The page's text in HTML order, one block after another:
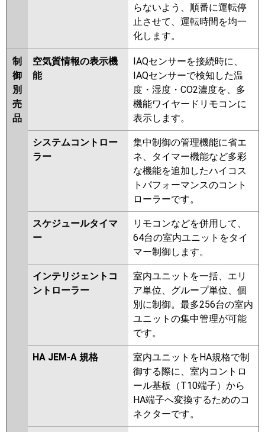
らないよう、順番に運転停
止させて、運転時間を均一
化します。
制
御
別
売
品
空気質情報の表示機
能
IAQセンサーを接続時に、
IAQセンサーで検知した温
度・湿度・CO2濃度を、多
機能ワイヤードリモコンに
表示します。
システムコントロー
ラー
集中制御の管理機能に省エ
ネ、タイマー機能など多彩
な機能を追加したハイコス
トパフォーマンスのコント
ローラーです。
スケジュールタイマ
ー
リモコンなどを併用して、
64台の室内ユニットをタイ
マー制御します。
インテリジェントコ
ントローラー
室内ユニットを一括、エリ
ア単位、グループ単位、個
別に制御。最多256台の室内
ユニットの集中管理が可能
です。
HA JEM-A 規格
室内ユニットをHA規格で制
御する際に、室内コントロ
ール基板（T10端子）から
HA端子へ変換するためのコ
ネクターです。